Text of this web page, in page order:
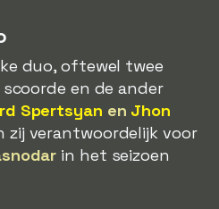
duo, oftewel twee
en de ander
Spertsyan en Jhon
zij verantwoordelijk voor
in het seizoen